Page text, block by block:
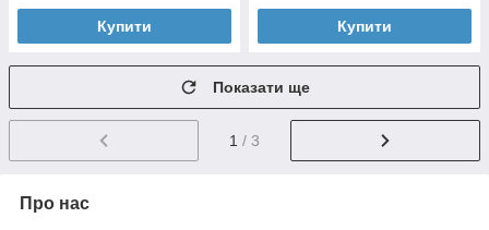
Купити Купити
Показати ще
1 / 3
Про нас